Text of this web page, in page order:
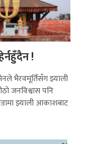
!
भैरवमूर्तिसँग झ्याली
जनविश्वास पनि
झ्याली आकाशबाट